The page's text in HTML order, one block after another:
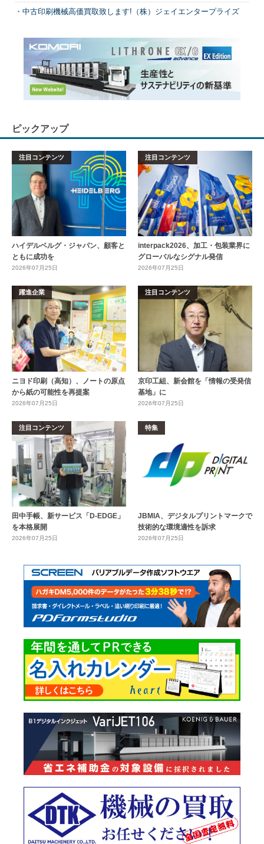
中古印刷機械高価買取致します!（株）ジェイエンタープライズ
ピックアップ
注目コンテンツ
ハイデルベルグ・ジャパン、顧客と
ともに成功を
2026年07月25日
注目コンテンツ
interpack2026、加工・包装業界に
グローバルなシグナル発信
2026年07月25日
躍進企業
ニヨド印刷（高知）、ノートの原点
から紙の可能性を再提案
2026年07月25日
注目コンテンツ
京印工組、新会館を「情報の受発信
基地」に
2026年07月25日
注目コンテンツ
田中手帳、新サービス「D-EDGE」
を本格展開
2026年07月25日
特集
JBMIA、デジタルプリントマークで
技術的な環境適性を訴求
2026年07月25日